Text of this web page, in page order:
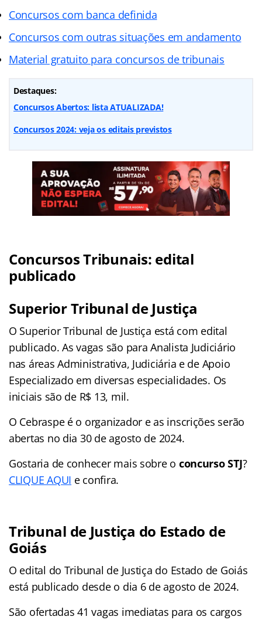
Concursos com banca definida
Concursos com outras situações em andamento
Material gratuito para concursos de tribunais
Destaques:
Concursos Abertos: lista ATUALIZADA!
Concursos 2024: veja os editais previstos
Concursos Tribunais: edital
publicado
Superior Tribunal de Justiça
O Superior Tribunal de Justiça está com edital
publicado. As vagas são para Analista Judiciário
nas áreas Administrativa, Judiciária e de Apoio
Especializado em diversas especialidades. Os
iniciais são de R$ 13, mil.
O Cebraspe é o organizador e as inscrições serão
abertas no dia 30 de agosto de 2024.
Gostaria de conhecer mais sobre o concurso STJ?
CLIQUE AQUI e confira.
Tribunal de Justiça do Estado de
Goiás
O edital do Tribunal de Justiça do Estado de Goiás
está publicado desde o dia 6 de agosto de 2024.
São ofertadas 41 vagas imediatas para os cargos